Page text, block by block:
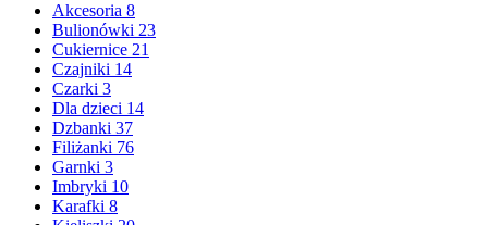
Akcesoria 8
Bulionówki 23
Cukiernice 21
Czajniki 14
Czarki 3
Dla dzieci 14
Dzbanki 37
Filiżanki 76
Garnki 3
Imbryki 10
Karafki 8